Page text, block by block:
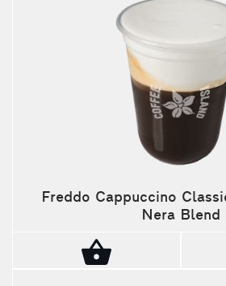
Freddo Cappuccino
Nera Blend